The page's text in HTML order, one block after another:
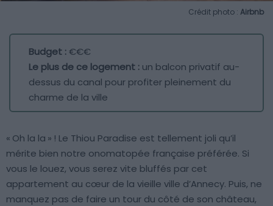
Crédit photo : Airbnb
Budget :€€€
Le plus de ce logement : un balcon privatif au-
dessus du canal pour profiter pleinement du
charme de la ville
« Oh la la » ! Le Thiou Paradise est tellement joli qu’il
mérite bien notre onomatopée française préférée. Si
vous le louez, vous serez vite bluffés par cet
appartement au cœur de la vieille ville d’Annecy. Puis, ne
manquez pas de faire un tour du côté de son château,